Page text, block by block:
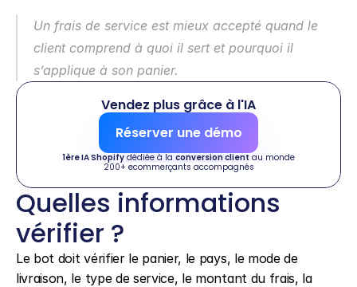
Un frais de service est mieux accepté quand le
client comprend à quoi il sert et pourquoi il
s’applique à son panier.
Vendez plus grâce à l'IA
Réserver une démo
1ère IA Shopify dédiée à la conversion client au monde
200+ ecommerçants accompagnés
Quelles informations
vérifier ?
Le bot doit vérifier le panier, le pays, le mode de
livraison, le type de service, le montant du frais, la